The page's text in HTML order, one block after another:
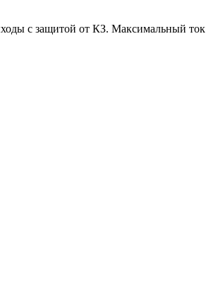
с защитой от КЗ. Максимальный